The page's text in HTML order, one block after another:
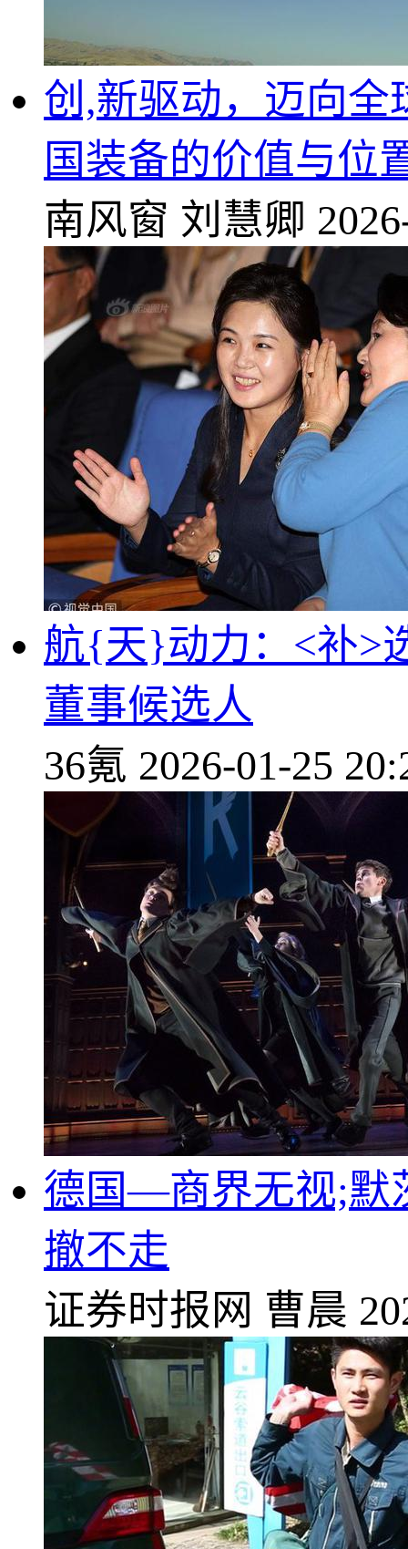
创,新驱动，迈向全
国装备的价值与位
南风窗 刘慧卿
航{天}动力：<补>
董事候选人
36氪 2026-01-25
德国—商界无视;默
撤不走
证券时报网 曹晨